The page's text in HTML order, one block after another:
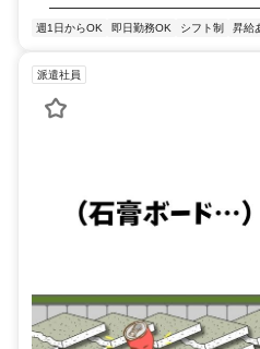
━━━━━━━━━━━━━━━━━━ ⭐
週1日からOK 即日勤務OK シフト制 昇給
派遣社員